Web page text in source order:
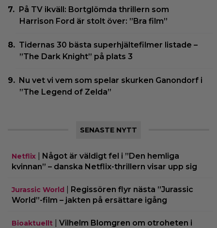
På TV ikväll: Bortglömda thrillern som
Harrison Ford är stolt över: ”Bra film”
Tidernas 30 bästa superhjältefilmer listade –
”The Dark Knight” på plats 3
Nu vet vi vem som spelar skurken Ganondorf i
”The Legend of Zelda”
SENASTE NYTT
Netflix
Något är väldigt fel i ”Den hemliga
kvinnan” – danska Netflix-thrillern visar upp sig
Jurassic World
Regissören flyr nästa ”Jurassic
World”-film – jakten på ersättare igång
Bioaktuellt
Vilhelm Blomgren om otroheten i